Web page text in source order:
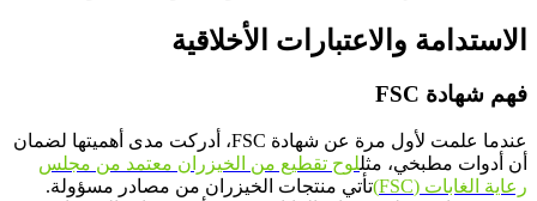
الاستدامة والاعتبارات الأخلاقية
فهم شهادة FSC
عندما علمت لأول مرة عن شهادة FSC، أدركت مدى أهميتها لضمان
أن أدوات مطبخي، مثللوح تقطيع من الخيزران معتمد من مجلس
رعاية الغابات (FSC)
تأتي منتجات الخيزران من مصادر مسؤولة.